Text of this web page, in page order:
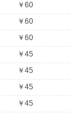
￥60
￥60
￥60
￥45
￥45
￥45
￥45